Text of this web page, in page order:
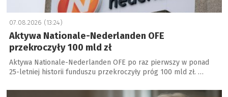
07.08.2026 (13:24)
Aktywa Nationale-Nederlanden OFE
przekroczyły 100 mld zł
Aktywa Nationale-Nederlanden OFE po raz pierwszy w ponad
25-letniej historii funduszu przekroczyły próg 100 mld zł. …
a